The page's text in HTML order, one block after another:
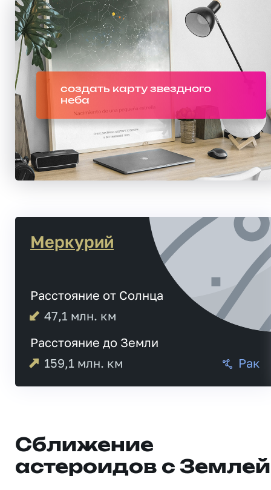
создать карту звездного
неба
Меркурий
Расстояние от Солнца
47,1 млн. км
Расстояние до Земли
159,1 млн. км Рак
Сближение
астероидов с Землей